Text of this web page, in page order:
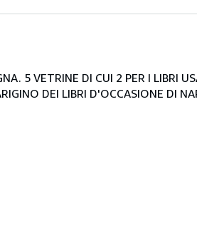
5 VETRINE DI CUI 2 PER I LIBRI
DEI LIBRI D'OCCASIONE DI